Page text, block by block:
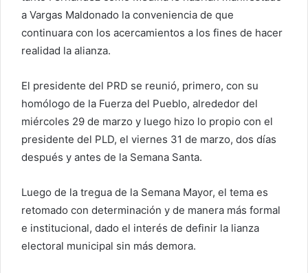
a Vargas Maldonado la conveniencia de que
continuara con los acercamientos a los fines de hacer
realidad la alianza.
El presidente del PRD se reunió, primero, con su
homólogo de la Fuerza del Pueblo, alrededor del
miércoles 29 de marzo y luego hizo lo propio con el
presidente del PLD, el viernes 31 de marzo, dos días
después y antes de la Semana Santa.
Luego de la tregua de la Semana Mayor, el tema es
retomado con determinación y de manera más formal
e institucional, dado el interés de definir la lianza
electoral municipal sin más demora.